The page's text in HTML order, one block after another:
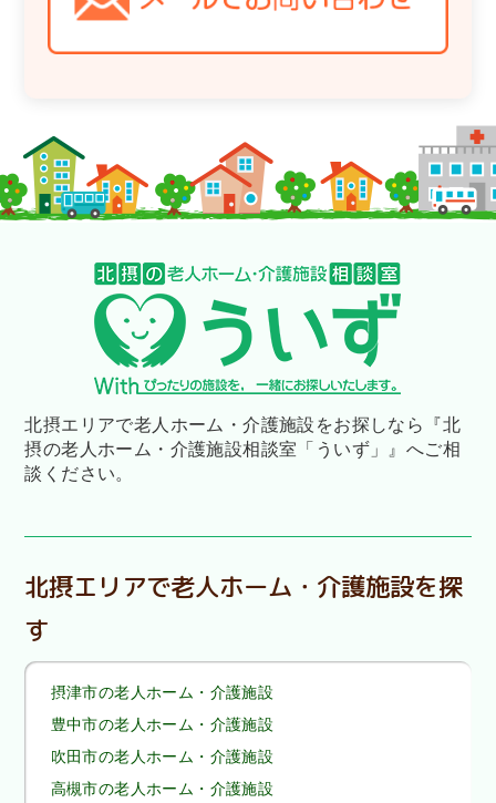
北摂エリアで老人ホーム・介護施設をお探しなら
『北
摂の老人ホーム・介護施設相談室「ういず」』へご相
談ください。
北摂エリアで老人ホーム・介護施設を探
す
摂津市の老人ホーム・介護施設
豊中市の老人ホーム・介護施設
吹田市の老人ホーム・介護施設
高槻市の老人ホーム・介護施設